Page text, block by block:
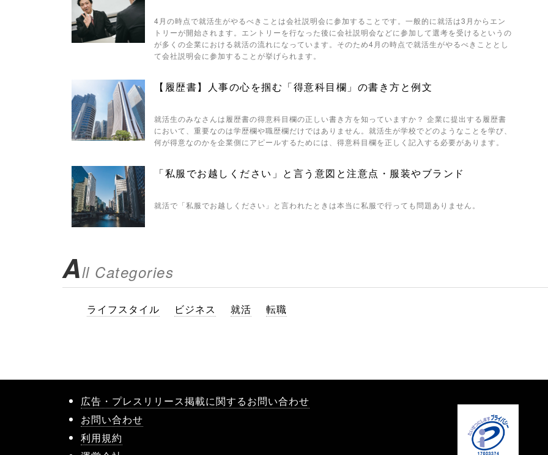
4月の時点で就活生がやるべきことは会社説明会に参加することです。一般的に就活は3月からエン
トリーが開始されます。エントリーを行なった後に会社説明会などに参加して選考を受けるというの
が多くの企業における就活の流れになっています。そのため4月の時点で就活生がやるべきこととし
て会社説明会に参加することが挙げられます。
【履歴書】人事の心を掴む「得意科目欄」の書き方と例文
就活生のみなさんは履歴書の得意科目欄の正しい書き方を知っていますか？ 企業に提出する履歴書
において、重要なのは学歴欄や職歴欄だけではありません。就活生が学校でどのようなことを学び、
何が得意なのかを企業側にアピールするためには、得意科目欄を正しく記入する必要があります。
「私服でお越しください」と言う意図と注意点・服装やブランド
就活で「私服でお越しください」と言われたときは本当に私服で行っても問題ありません。
All Categories
ライフスタイル ビジネス 就活 転職
広告・プレスリリース掲載に関するお問い合わせ
お問い合わせ
利用規約